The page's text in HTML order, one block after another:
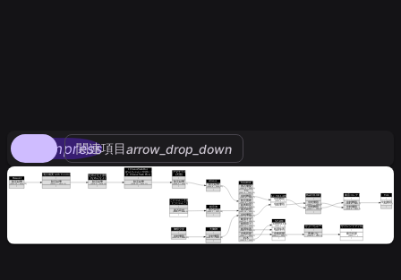
compress
関連項目arrow_drop_down